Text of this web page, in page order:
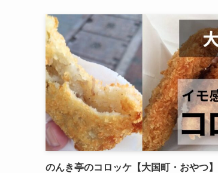
のんき亭のコロッケ【大国町・おやつ】